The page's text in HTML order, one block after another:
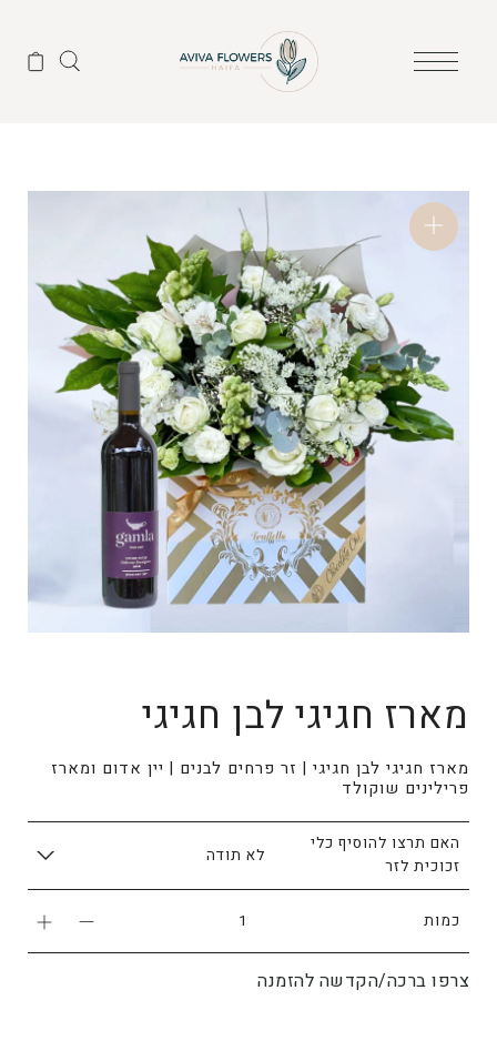
מארז חגיגי לבן חגיגי
מארז חגיגי לבן חגיגי | זר פרחים לבנים | יין אדום ומארז
פרילינים שוקולד
האם תרצו להוסיף כלי
זכוכית לזר
כמות
צרפו ברכה/הקדשה להזמנה